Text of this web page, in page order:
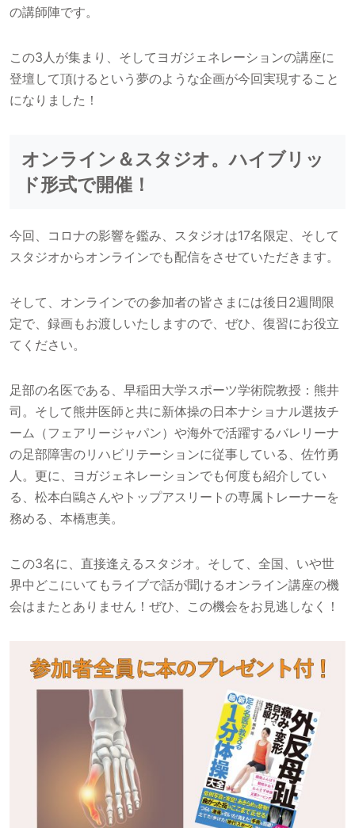
の講師陣です。
この3人が集まり、そしてヨガジェネレーションの講座に
登壇して頂けるという夢のような企画が今回実現すること
になりました！
オンライン＆スタジオ。ハイブリッ
ド形式で開催！
今回、コロナの影響を鑑み、スタジオは17名限定、そして
スタジオからオンラインでも配信をさせていただきます。
そして、オンラインでの参加者の皆さまには後日2週間限
定で、録画もお渡しいたしますので、ぜひ、復習にお役立
てください。
足部の名医である、早稲田大学スポーツ学術院教授：熊井
司。そして熊井医師と共に新体操の日本ナショナル選抜チ
ーム（フェアリージャパン）や海外で活躍するバレリーナ
の足部障害のリハビリテーションに従事している、佐竹勇
人。更に、ヨガジェネレーションでも何度も紹介してい
る、松本白鷗さんやトップアスリートの専属トレーナーを
務める、本橋恵美。
この3名に、直接逢えるスタジオ。そして、全国、いや世
界中どこにいてもライブで話が聞けるオンライン講座の機
会はまたとありません！ぜひ、この機会をお見逃しなく！